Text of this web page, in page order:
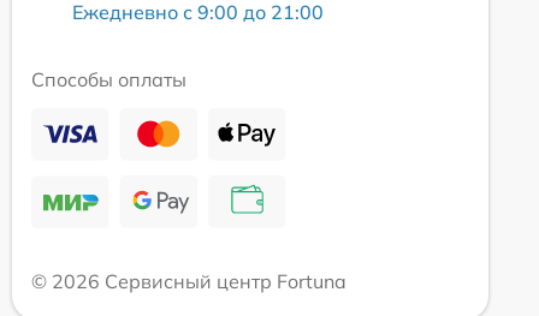
Ежедневно с 9:00 до 21:00
Способы оплаты
© 2026 Сервисный центр Fortuna